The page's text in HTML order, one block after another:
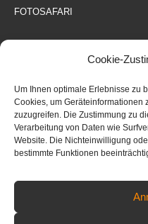
Cookie-
Um Ihnen optimale Erlebnisse zu
Cookies, um Geräteinformationen
zuzugreifen. Die Zustimmung zu
Verarbeitung von Daten wie
Website. Die Nichteinwilligung
bestimmte Funktionen
FOTOSAFARI